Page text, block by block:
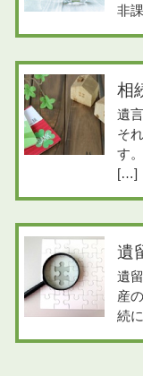
非
相
遺
そ
す
[…]
遺
遺
産
続